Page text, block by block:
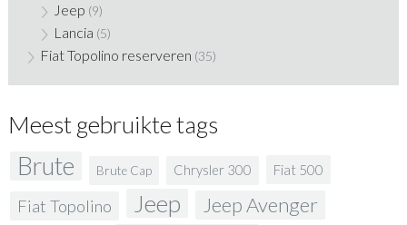
Jeep (9)
Lancia (5)
Fiat Topolino reserveren (35)
Meest gebruikte tags
Brute Brute Cap Chrysler 300 Fiat 500
Fiat Topolino Jeep Jeep Avenger